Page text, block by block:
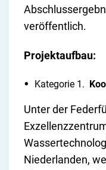
veröffentlich.
Projektaufbau:
Kategorie 1.
Unter der
Niederlanden,